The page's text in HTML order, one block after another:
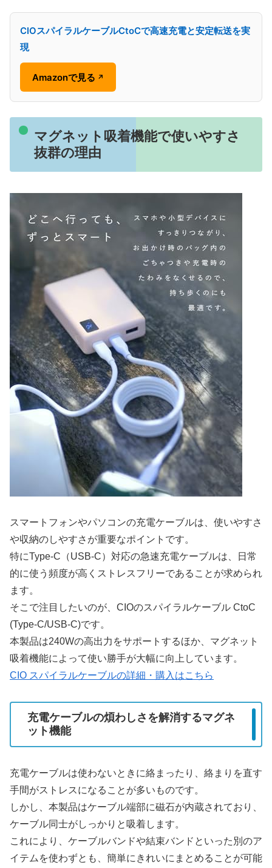
CIOスパイラルケーブルCtoCで高速充電と安定転送を実
現
Amazonで見る ↗
マグネット吸着機能で使いやすさ
抜群の理由
スマートフォンやパソコンの充電ケーブルは、使いやすさ
や収納のしやすさが重要なポイントです。
特にType-C（USB-C）対応の急速充電ケーブルは、日常
的に使う頻度が高くストレスフリーであることが求められ
ます。
そこで注目したいのが、CIOのスパイラルケーブル CtoC
(Type-C/USB-C)です。
本製品は240Wの高出力をサポートするほか、マグネット
吸着機能によって使い勝手が大幅に向上しています。
CIO スパイラルケーブルの詳細・購入はこちら
充電ケーブルの煩わしさを解消するマグネ
ット機能
充電ケーブルは使わないときに絡まったり、絡まりを直す
手間がストレスになることが多いものです。
しかし、本製品はケーブル端部に磁石が内蔵されており、
ケーブル同士がしっかりと吸着します。
これにより、ケーブルバンドや結束バンドといった別のア
イテムを使わずとも、簡単にきれいにまとめることが可能